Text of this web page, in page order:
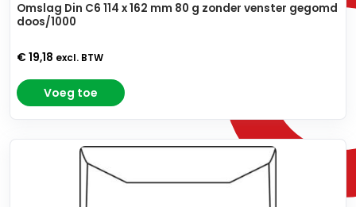
Omslag Din C6 114 x 162 mm 80 g zonder venster gegomd
doos/1000
€ 19,18 excl. BTW
Voeg toe